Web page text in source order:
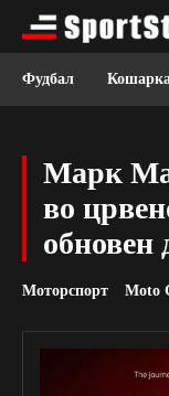
Фудбал
Марк
во
обновен
Моторспорт Moto